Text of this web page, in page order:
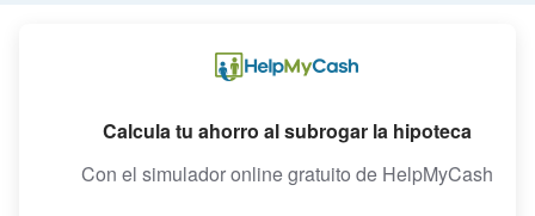
Calcula tu ahorro al subrogar la hipoteca
Con el simulador online gratuito de HelpMyCash